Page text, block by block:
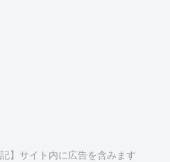
】サイト内に広告を含みます